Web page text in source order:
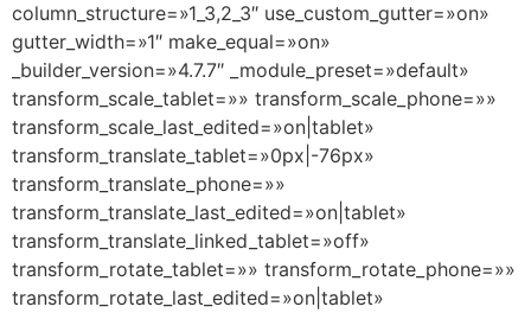
column_structure=»1_3,2_3″ use_custom_gutter=»on»
gutter_width=»1″ make_equal=»on»
_builder_version=»4.7.7″ _module_preset=»default»
transform_scale_tablet=»» transform_scale_phone=»»
transform_scale_last_edited=»on|tablet»
transform_translate_tablet=»0px|-76px»
transform_translate_phone=»»
transform_translate_last_edited=»on|tablet»
transform_translate_linked_tablet=»off»
transform_rotate_tablet=»» transform_rotate_phone=»»
transform_rotate_last_edited=»on|tablet»